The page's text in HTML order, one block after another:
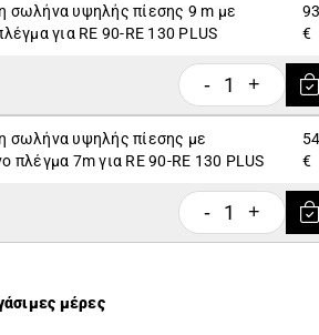
σωλήνα υψηλής πίεσης 9 m με
για RE 90-RE 130 PLUS
€
- 1 +
σωλήνα υψηλής πίεσης με
πλέγμα 7m για RE 90-RE 130 PLUS
€
- 1 +
μέρες